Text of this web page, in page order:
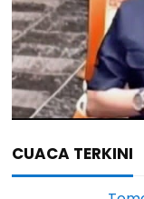
CUACA TERKINI